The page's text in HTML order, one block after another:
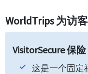
WorldTrips 为访
VisitorSecure 保险
这是一个固定